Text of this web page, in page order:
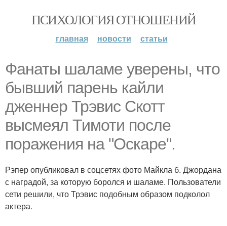
ПСИХОЛОГИЯ ОТНОШЕНИЙ
главная новости статьи
Фанаты шаламе уверены, что
бывший парень кайли
дженнер Трэвис Скотт
высмеял Тимоти после
поражения на "Оскаре".
Рэпер опубликовал в соцсетях фото Майкла б. Джордана
с наградой, за которую боролся и шаламе. Пользователи
сети решили, что Трэвис подобным образом подколол
актера.